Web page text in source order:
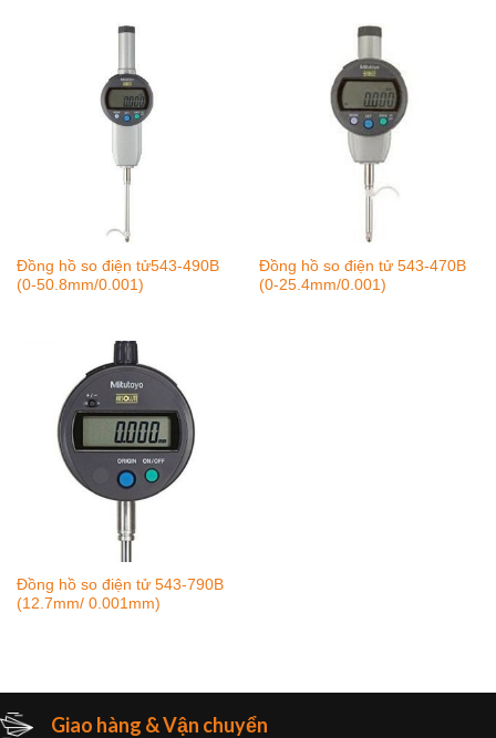
Đồng hồ so điện tử543-490B
(0-50.8mm/0.001)
Đồng hồ so điện tử 543-470B
(0-25.4mm/0.001)
Đồng hồ so điện tử 543-790B
(12.7mm/ 0.001mm)
Giao hàng & Vận chuyển